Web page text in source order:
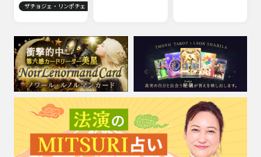
ザチョジェ・リンポチェ